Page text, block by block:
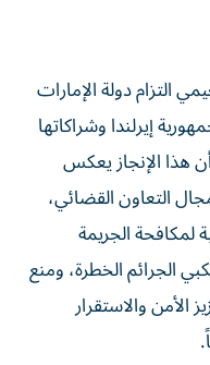
التزام دولة الإمارات
إيرلندا وشراكاتها
هذا الإنجاز يعكس
التعاون القضائي،
لمكافحة الجريمة
الجرائم الخطرة، ومنع
الأمن والاستقرار